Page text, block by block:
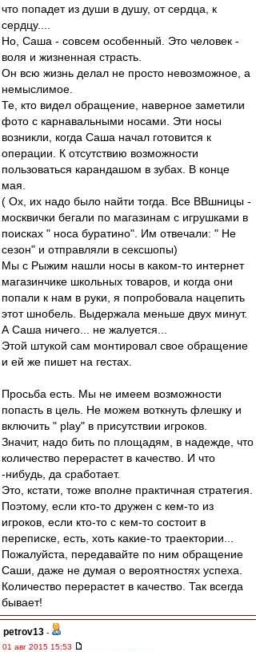
что попадет из души в душу, от сердца, к
сердцу....
Но, Саша - совсем особенный. Это человек -
воля и жизненная страсть.
Он всю жизнь делал не просто невозможное, а
немыслимое.
Те, кто видел обращение, наверное заметили
фото с карнавальными носами. Эти носы
возникли, когда Саша начал готовится к
операции. К отсутствию возможности
пользоваться карандашом в зубах. В конце
мая.
( Ох, их надо было найти тогда. Все ВВшницы -
москвички бегали по магазинам с игрушками в
поисках " носа буратино". Им отвечали: " Не
сезон" и отправляли в сексшопы)
Мы с Рыжим нашли носы в каком-то интернет
магазинчике школьных товаров, и когда они
попали к нам в руки, я попробовала нацепить
этот шнобель. Выдержала меньше двух минут.
А Саша ничего... не жалуется...
Этой штукой сам монтировал свое обращение
и ей же пишет на гестах.
Просьба есть. Мы не имеем возможности
попасть в цель. Не можем воткнуть флешку и
включить " рlay" в присутствии игроков.
Значит, надо бить по площадям, в надежде, что
количество перерастет в качество. И что
-нибудь, да сработает.
Это, кстати, тоже вполне практичная стратегия.
Поэтому, если кто-то дружен с кем-то из
игроков, если кто-то с кем-то состоит в
переписке, есть, хоть какие-то траектории...
Пожалуйста, передавайте по ним обращение
Саши, даже не думая о вероятностях успеха.
Количество перерастет в качество. Так всегда
бывает!
petrov13 -
01 авг 2015 15:53